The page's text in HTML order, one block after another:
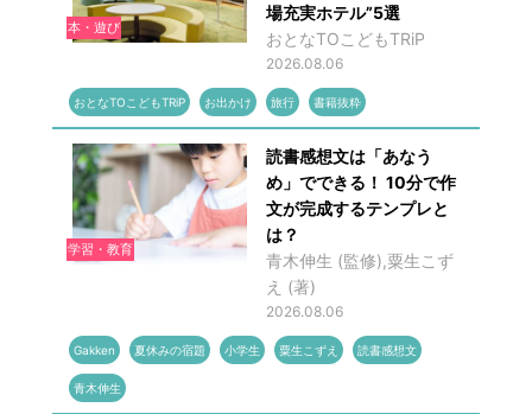
本・遊び
場充実ホテル”5選
おとなTOこどもTRiP
2026.08.06
おとなTOこどもTRiP お出かけ 旅行 書籍抜粋
学習・教育
読書感想文は「あなう
め」でできる！ 10分で作
文が完成するテンプレと
は？
青木伸生 (監修),粟生こず
え (著)
2026.08.06
Gakken 夏休みの宿題 小学生 粟生こずえ 読書感想文
青木伸生